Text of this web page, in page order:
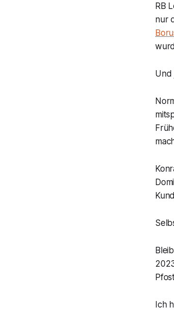
RB
nur
Und
Ich